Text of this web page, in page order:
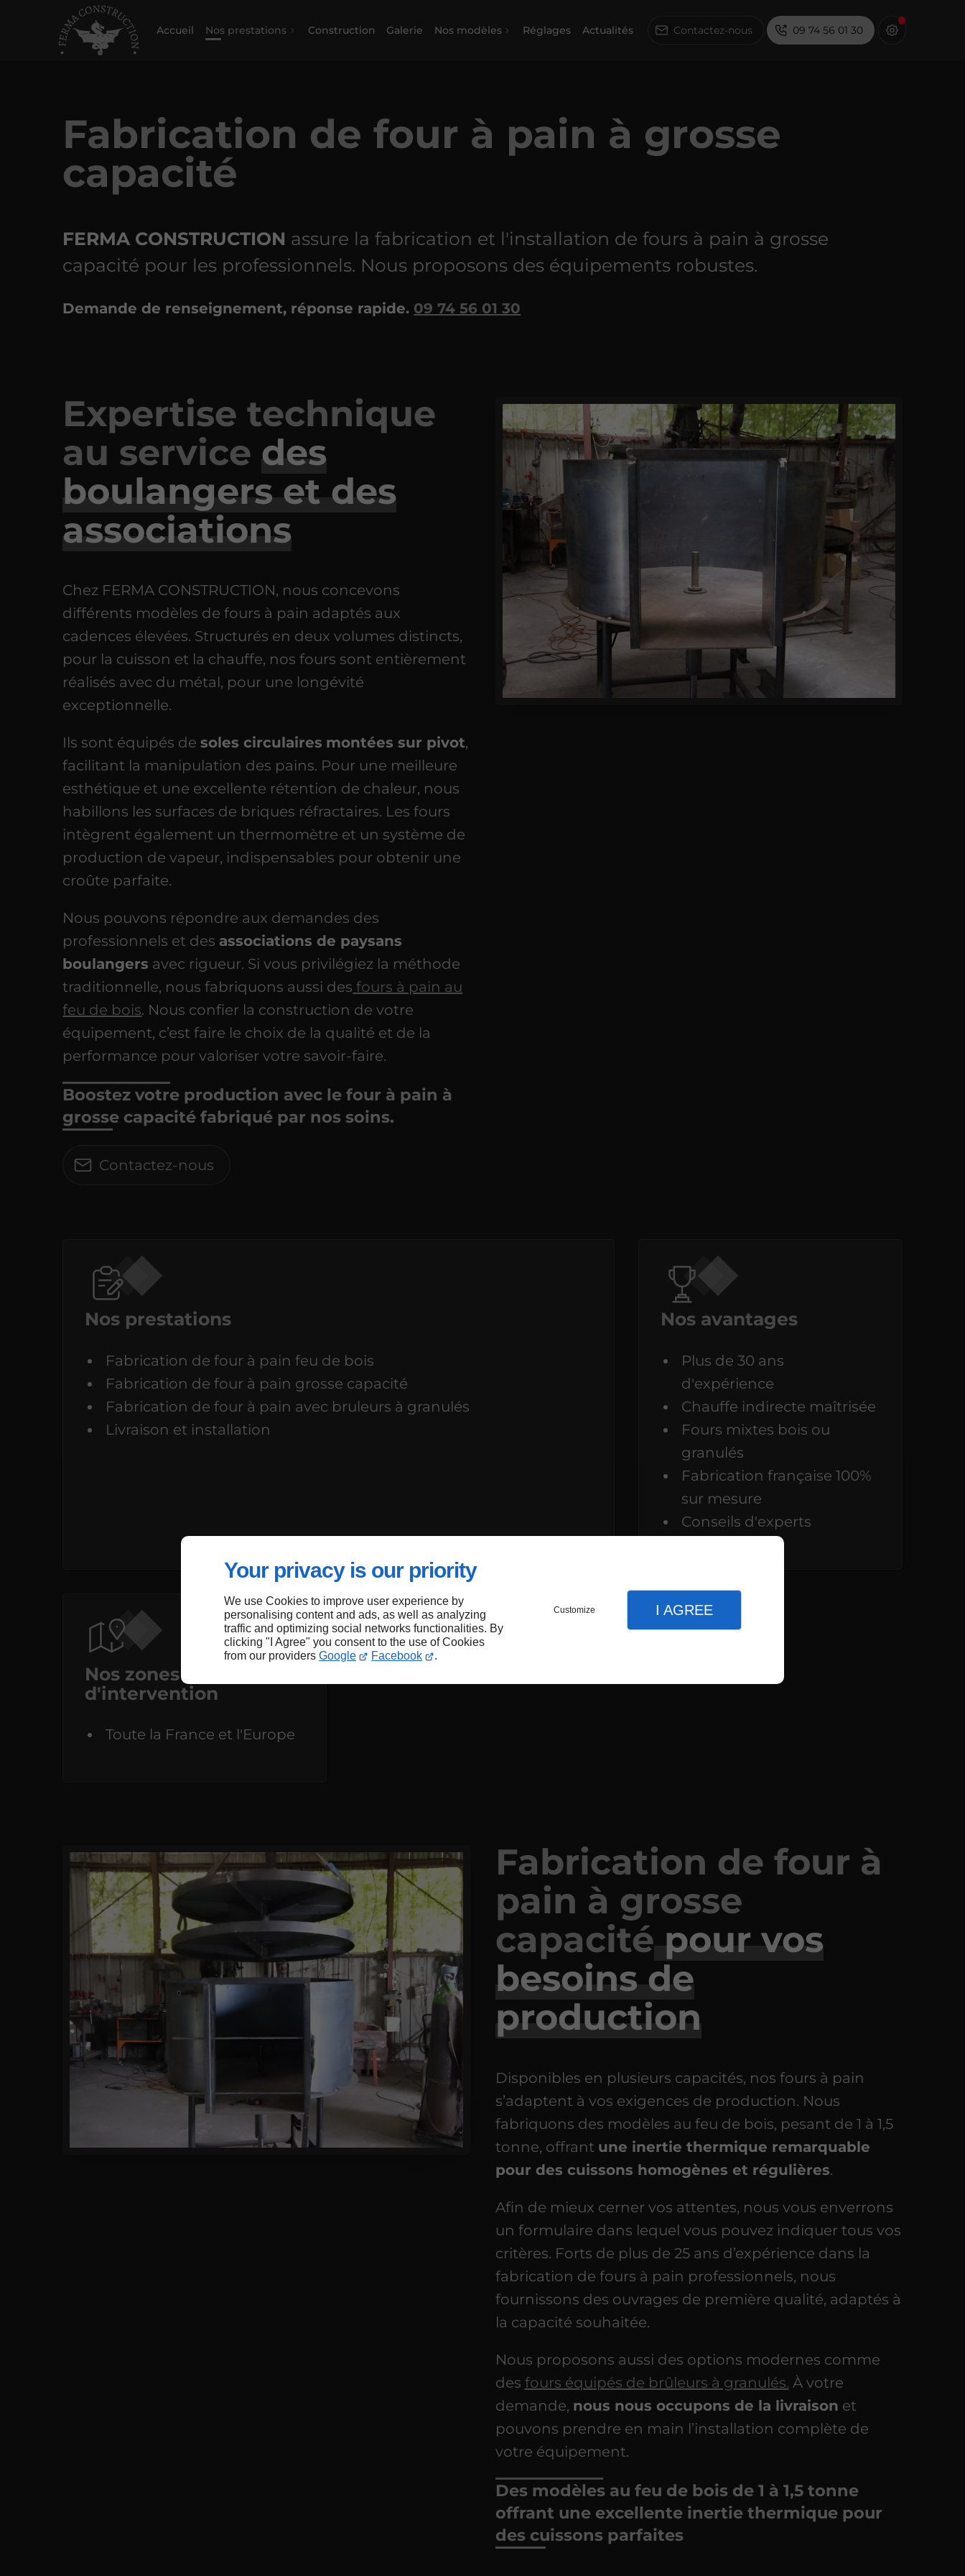
Your privacy is our priority
We use Cookies to improve user experience by
personalising content and ads, as well as analyzing
traffic and optimizing social networks functionalities. By
clicking "I Agree" you consent to the use of Cookies
from our providers Google Facebook .
Customize I AGREE
Accueil Nos prestations Construction Galerie Nos modèles Réglages Actualités Contactez-nous 09 74 56 01 30
Fabrication de four à pain à grosse
capacité
FERMA CONSTRUCTION assure la fabrication et l'installation de fours à pain à grosse
capacité pour les professionnels. Nous proposons des équipements robustes.
Demande de renseignement, réponse rapide. 09 74 56 01 30
Expertise technique
au service des
boulangers et des
associations
Chez FERMA CONSTRUCTION, nous concevons
différents modèles de fours à pain adaptés aux
cadences élevées. Structurés en deux volumes distincts,
pour la cuisson et la chauffe, nos fours sont entièrement
réalisés avec du métal, pour une longévité
exceptionnelle.
Ils sont équipés desoles circulaires montées sur pivot,
facilitant la manipulation des pains. Pour une meilleure
esthétique et une excellente rétention de chaleur, nous
habillons les surfaces de briques réfractaires. Les fours
intègrent également un thermomètre et un système de
production de vapeur, indispensables pour obtenir une
croûte parfaite.
Nous pouvons répondre aux demandes des
professionnels et des associations de paysans
boulangers avec rigueur. Si vous privilégiez la méthode
traditionnelle, nous fabriquons aussi des fours à pain au
feu de bois. Nous confier la construction de votre
équipement, c’est faire le choix de la qualité et de la
performance pour valoriser votre savoir-faire.
Boostez votre production avec le four à pain à
grosse capacité fabriqué par nos soins.
Contactez-nous
Nos prestations
Fabrication de four à pain feu de bois
Fabrication de four à pain grosse capacité
Fabrication de four à pain avec bruleurs à granulés
Livraison et installation
Nos avantages
Plus de 30 ans
d'expérience
Chauffe indirecte maîtrisée
Fours mixtes bois ou
granulés
Fabrication française 100%
sur mesure
Conseils d'experts
Nos zones
d'intervention
Toute la France et l'Europe
Fabrication de four à
pain à grosse
capacité pour vos
besoins de
production
Disponibles en plusieurs capacités, nos fours à pain
s’adaptent à vos exigences de production. Nous
fabriquons des modèles au feu de bois, pesant de 1 à 1,5
tonne, offrant une inertie thermique remarquable
pour des cuissons homogènes et régulières.
Afin de mieux cerner vos attentes, nous vous enverrons
un formulaire dans lequel vous pouvez indiquer tous vos
critères. Forts de plus de 25 ans d’expérience dans la
fabrication de fours à pain professionnels, nous
fournissons des ouvrages de première qualité, adaptés à
la capacité souhaitée.
Nous proposons aussi des options modernes comme
des fours équipés de brûleurs à granulés. À votre
demande, nous nous occupons de la livraison et
pouvons prendre en main l’installation complète de
votre équipement.
Des modèles au feu de bois de 1 à 1,5 tonne
offrant une excellente inertie thermique pour
des cuissons parfaites